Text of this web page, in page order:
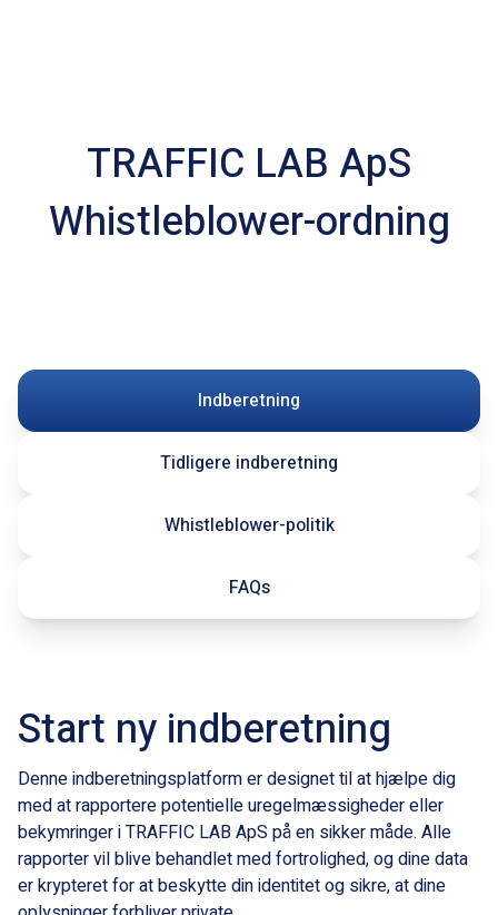
TRAFFIC LAB ApS
Whistleblower-ordning
Indberetning
Tidligere indberetning
Whistleblower-politik
FAQs
Start ny indberetning
Denne indberetningsplatform er designet til at hjælpe dig
med at rapportere potentielle uregelmæssigheder eller
bekymringer i TRAFFIC LAB ApS på en sikker måde. Alle
rapporter vil blive behandlet med fortrolighed, og dine data
er krypteret for at beskytte din identitet og sikre, at dine